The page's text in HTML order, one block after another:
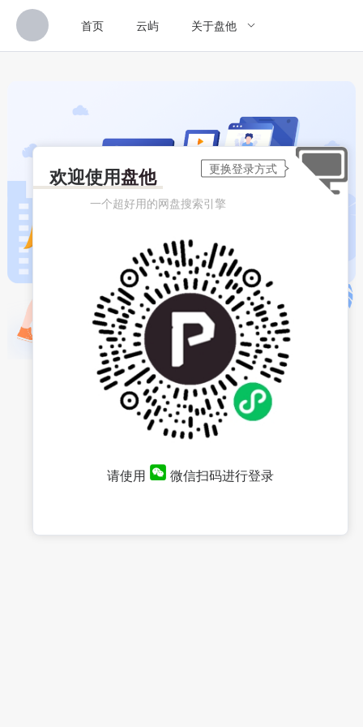
首页 云屿 关于盘他
欢迎使用盘他
一个超好用的网盘搜索引擎
请使用 微信扫码进行登录